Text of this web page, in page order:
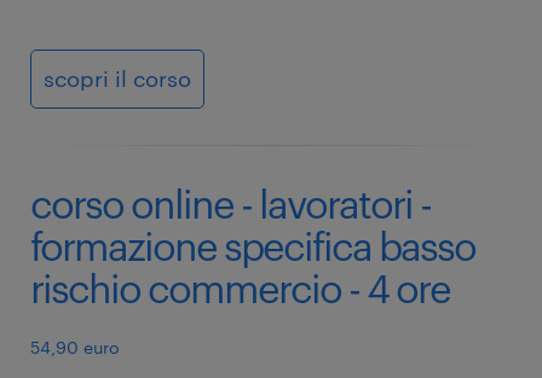
scopri il corso
corso online - lavoratori -
formazione specifica basso
rischio commercio - 4 ore
54,90 euro